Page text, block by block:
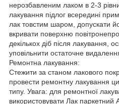
нерозбавленим лаком в 2-3
лакування підлог всередині
лак товстим шаром, допускати
вкривати поверхню
декількох діб після лакування,
уповільнити остаточне
Ремонтна лакування:
Стежити за станом лакового
провести ремонтну лакування
типу. Увага: для ремонтної
використовувати Лак паркетний